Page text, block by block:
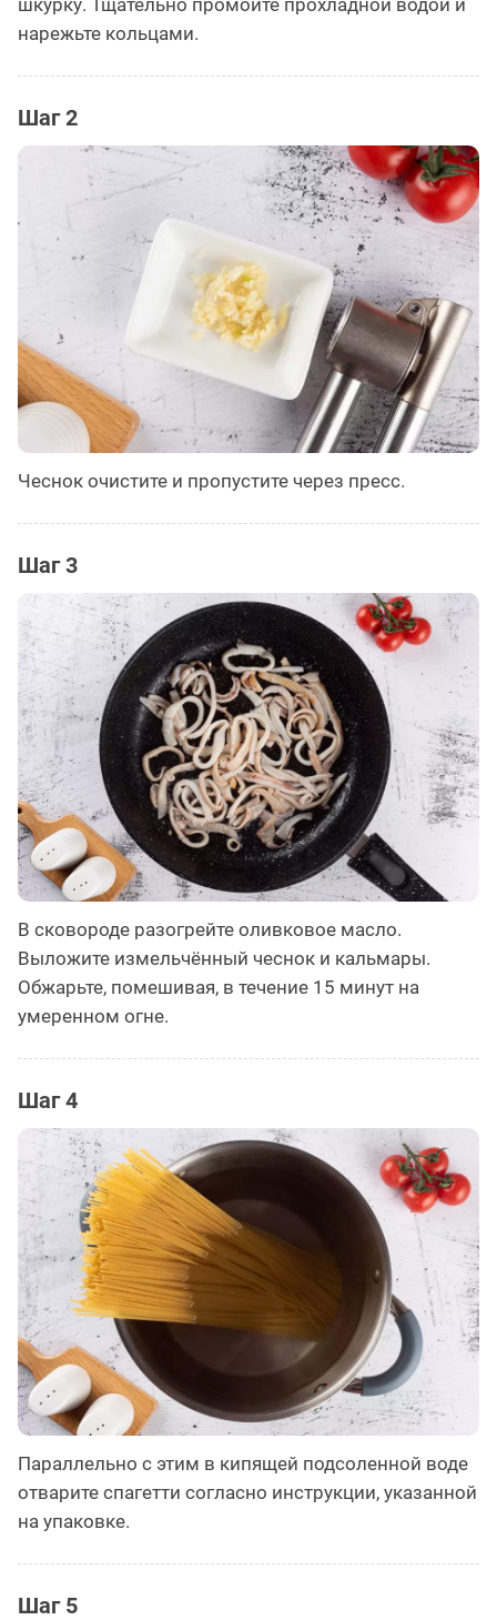
нарежьте кольцами.
Шаг 2
Чеснок очистите и пропустите через пресс.
Шаг 3
В сковороде разогрейте оливковое масло.
Выложите измельчённый чеснок и кальмары.
Обжарьте, помешивая, в течение 15 минут на
умеренном огне.
Шаг 4
Параллельно с этим в кипящей подсоленной воде
отварите спагетти согласно инструкции, указанной
на упаковке.
Шаг 5